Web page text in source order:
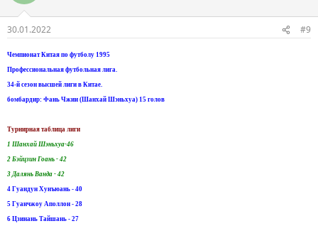
30.01.2022 #9
Чемпионат Китая по футболу 1995
Профессиональная футбольная лига.
34-й сезон высшей лиги в Китае.
бомбардир: Фань Чжии (Шанхай Шэньхуа) 15 голов
Турнирная таблица лиги
1 Шанхай Шэньхуа-46
2 Бэйцзин Гоань - 42
3 Далянь Ванда - 42
4 Гуандун Хунъюань - 40
5 Гуанчжоу Аполлон - 28
6 Цзинань Тайшань - 27